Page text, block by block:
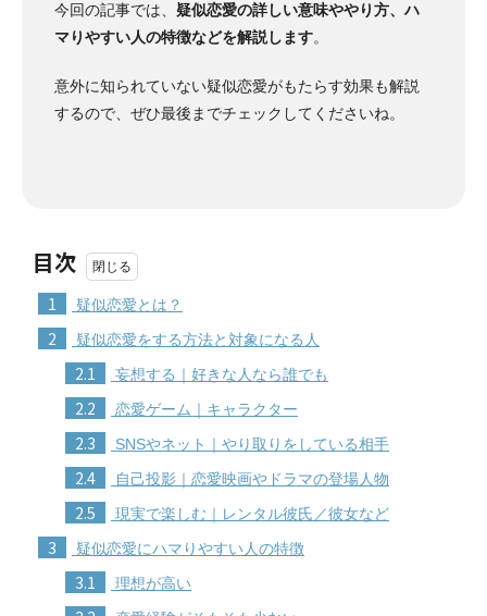
今回の記事では、 疑似恋愛の詳しい意味ややり方、ハ
マりやすい人の特徴などを解説します。
意外に知られていない疑似恋愛がもたらす効果も解説
するので、ぜひ最後までチェックしてくださいね。
目次
1 疑似恋愛とは？
2 疑似恋愛をする方法と対象になる人
2.1 妄想する｜好きな人なら誰でも
2.2 恋愛ゲーム｜キャラクター
2.3 SNSやネット｜やり取りをしている相手
2.4 自己投影｜恋愛映画やドラマの登場人物
2.5 現実で楽しむ｜レンタル彼氏／彼女など
3 疑似恋愛にハマりやすい人の特徴
3.1 理想が高い